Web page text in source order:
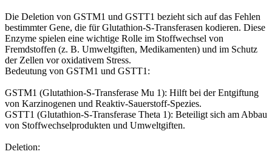
Die Deletion von GSTM1 und GSTT1 bezieht sich auf das Fehlen
bestimmter Gene, die für Glutathion-S-Transferasen kodieren. Diese
Enzyme spielen eine wichtige Rolle im Stoffwechsel von
Fremdstoffen (z. B. Umweltgiften, Medikamenten) und im Schutz
der Zellen vor oxidativem Stress.
Bedeutung von GSTM1 und GSTT1:
GSTM1 (Glutathion-S-Transferase Mu 1): Hilft bei der Entgiftung
von Karzinogenen und Reaktiv-Sauerstoff-Spezies.
GSTT1 (Glutathion-S-Transferase Theta 1): Beteiligt sich am Abbau
von Stoffwechselprodukten und Umweltgiften.
Deletion: